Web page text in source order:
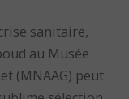
sanitaire,
au Musée
(MNAAG) peut